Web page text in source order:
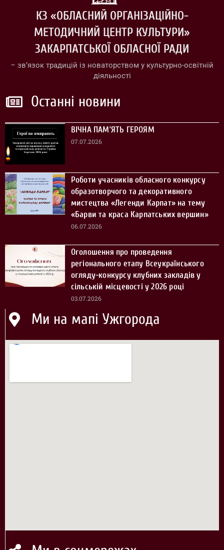
КЗ «ОБЛАСНИЙ ОРГАНІЗАЦІЙНО-
МЕТОДИЧНИЙ ЦЕНТР КУЛЬТУРИ»
ЗАКАРПАТСЬКОЇ ОБЛАСНОЇ РАДИ
– зв’язок традицій із новаторством у культурно-освітній
діяльності
Останні новини
ВІЧНА ПАМ’ЯТЬ ГЕРОЯМ
07.07.2026
Роботи учасників обласного конкурсу
образотворчого та декоративного
мистецтва «Легенди Карпат» на тему
«Барви та краса Карпатських вершин»
06.07.2026
Оголошення про проведення
регіонального етапу Всеукраїнського
огляду-конкурсу клубних закладів у
сільській місцевості у 2026 році
03.07.2026
Ми на мапі Ужгорода